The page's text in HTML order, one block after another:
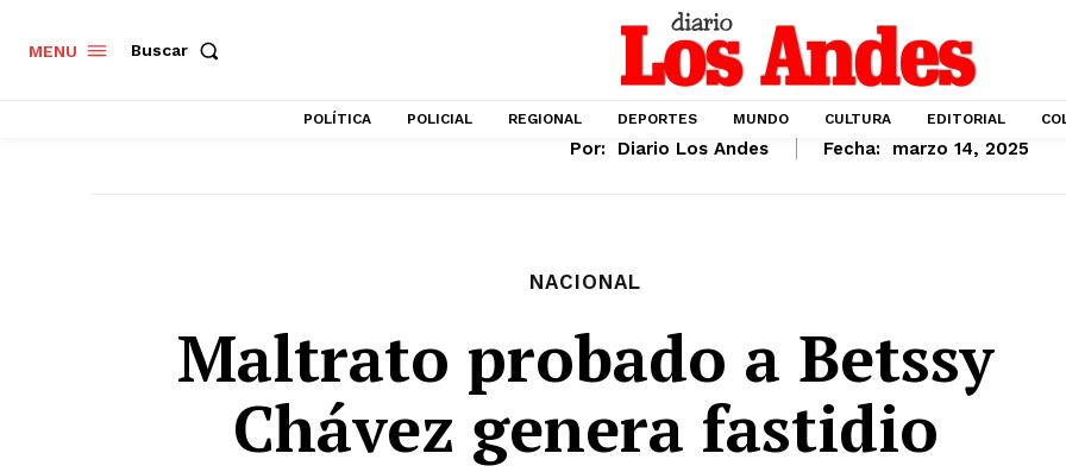
MENU Buscar
POLÍTICA POLICIAL REGIONAL DEPORTES MUNDO CULTURA EDITORIAL
Por: Diario Los Andes Fecha: marzo 14, 2025
NACIONAL
Maltrato probado a Betssy
Chávez genera fastidio